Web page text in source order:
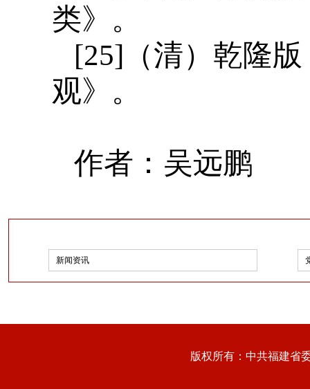
类》。
[25]（清）乾隆
观》。
作者：吴远鹏
新闻资讯
版权所有：中共福建省